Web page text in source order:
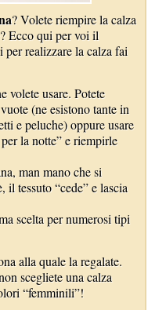
? Volete riempire la calza
Ecco qui per voi il
per realizzare la calza fai
volete usare. Potete
(ne esistono tante in
e peluche) oppure usare
la notte” e riempirle
man mano che si
tessuto “cede” e lascia
scelta per numerosi tipi
alla quale la regalate.
scegliete una calza
“femminili”!